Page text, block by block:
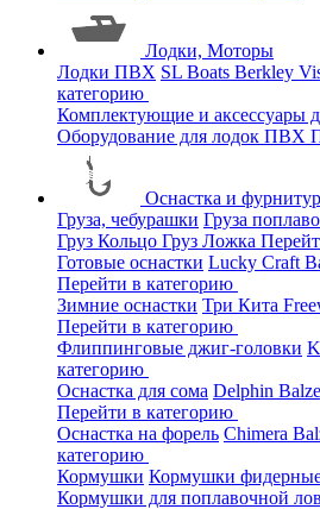
Лодки, Моторы
Лодки ПВХ SL Boats Berkley
категорию
Комплектующие и аксессуары
Оборудование для лодок ПВХ
Оснастка и
Груза, чебурашки Груза
Груз Кольцо Груз Ложка
Готовые оснастки Lucky Craft
Перейти в категорию
Зимние оснастки Три Кита
Перейти в категорию
Флиппинговые джиг-головки
категорию
Оснастка для сома Delphin
Перейти в категорию
Оснастка на форель Chimera
категорию
Кормушки Кормушки
Кормушки для поплавочной